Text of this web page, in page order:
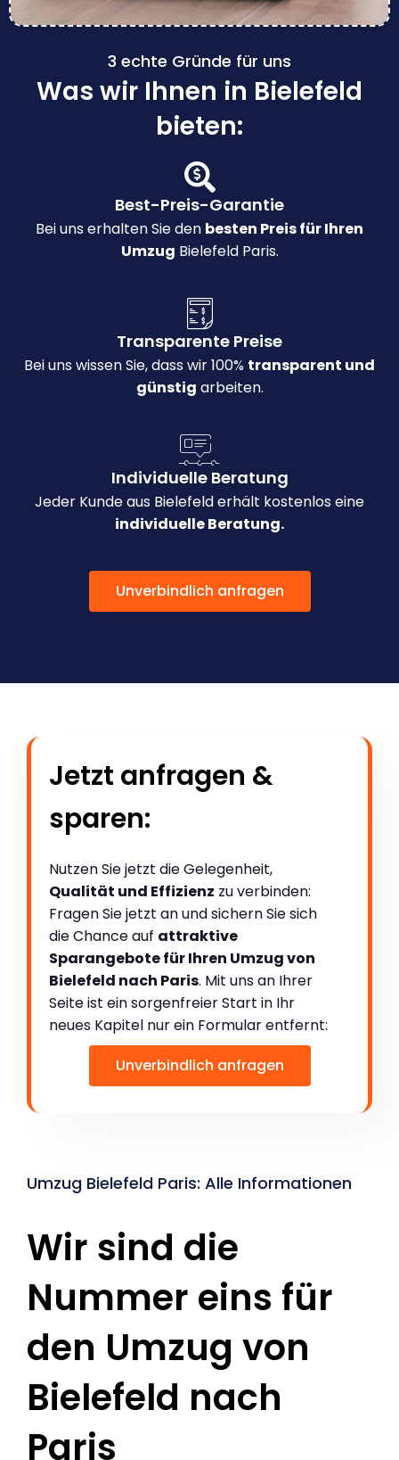
3 echte Gründe für uns
Was wir Ihnen in Bielefeld
bieten:
Best-Preis-Garantie
Bei uns erhalten Sie den besten Preis für Ihren
Umzug Bielefeld Paris.
Transparente Preise
Bei uns wissen Sie, dass wir 100% transparent und
günstig arbeiten.
Individuelle Beratung
Jeder Kunde aus Bielefeld erhält kostenlos eine
individuelle Beratung.
Unverbindlich anfragen
Jetzt anfragen &
sparen:
Nutzen Sie jetzt die Gelegenheit,
Qualität und Effizienz zu verbinden:
Fragen Sie jetzt an und sichern Sie sich
die Chance auf attraktive
Sparangebote für Ihren Umzug von
Bielefeld nach Paris. Mit uns an Ihrer
Seite ist ein sorgenfreier Start in Ihr
neues Kapitel nur ein Formular entfernt:
Unverbindlich anfragen
Umzug Bielefeld Paris: Alle Informationen
Wir sind die
Nummer eins für
den Umzug von
Bielefeld nach
Paris